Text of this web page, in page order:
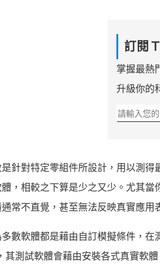
訂閱
掌握最熱
升級你的
針對特定零組件所設計，用以測
，相較之下算是少之又少。尤其
常不直覺，甚至無法反映真實應用
數軟體都是藉由自訂模擬條件，
測試軟體會藉由安裝各式真實軟